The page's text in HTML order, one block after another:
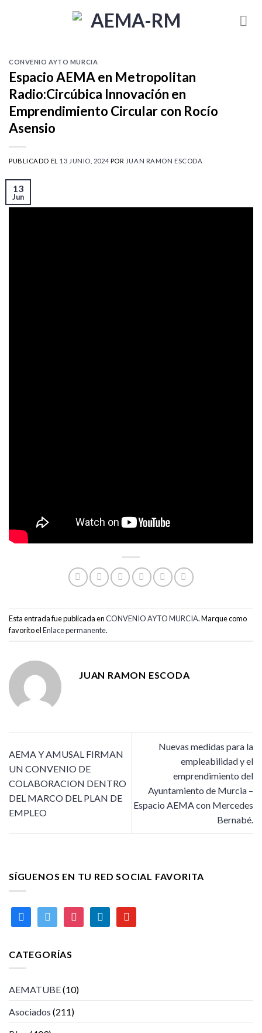
CONVENIO AYTO MURCIA
Espacio AEMA en Metropolitan
Radio:Circúbica Innovación en
Emprendimiento Circular con Rocío
Asensio
PUBLICADO EL 13 JUNIO, 2024 POR JUAN RAMON ESCODA
13
Jun
Esta entrada fue publicada enCONVENIO AYTO MURCIA. Marque como
favorito elEnlace permanente.
JUAN RAMON ESCODA
AEMA Y AMUSAL FIRMAN
UN CONVENIO DE
COLABORACION DENTRO
DEL MARCO DEL PLAN DE
EMPLEO
Nuevas medidas para la
empleabilidad y el
emprendimiento del
Ayuntamiento de Murcia –
Espacio AEMA con Mercedes
Bernabé.
SÍGUENOS EN TU RED SOCIAL FAVORITA
facebooktwitter instagramlinkedin youtube
CATEGORÍAS
AEMATUBE(10)
Asociados (211)